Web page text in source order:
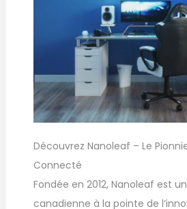
Découvrez Nanoleaf – Le
Connecté
Fondée en 2012, Nanoleaf est
canadienne à la pointe de